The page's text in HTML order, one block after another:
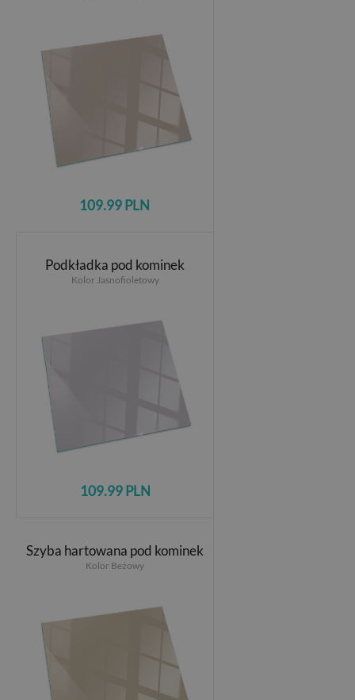
109.99 PLN
Podkładka pod kominek
Kolor Jasnofioletowy
109.99 PLN
Szyba hartowana pod kominek
Kolor Beżowy